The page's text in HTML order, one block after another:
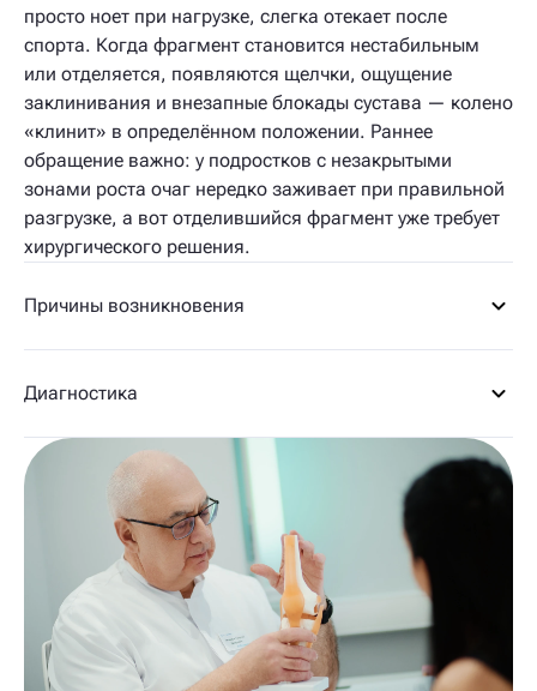
просто ноет при нагрузке, слегка отекает после
спорта. Когда фрагмент становится нестабильным
или отделяется, появляются щелчки, ощущение
заклинивания и внезапные блокады сустава — колено
«клинит» в определённом положении. Раннее
обращение важно: у подростков с незакрытыми
зонами роста очаг нередко заживает при правильной
разгрузке, а вот отделившийся фрагмент уже требует
хирургического решения.
Причины возникновения
Диагностика